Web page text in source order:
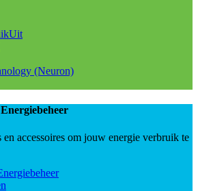
(Neuron)
en accessoires om jouw energie verbruik te